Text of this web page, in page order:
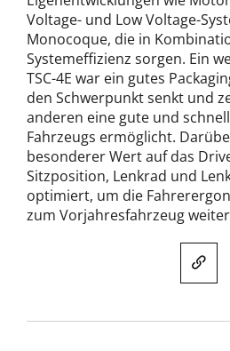
Voltage- und Low Voltage-
Monocoque, die in
Systemeffizienz sorgen. Ein
TSC-4E war ein gutes
den Schwerpunkt senkt und
anderen eine gute und
Fahrzeugs ermöglicht.
besonderer Wert auf das
Sitzposition, Lenkrad und
optimiert, um die
zum Vorjahresfahrzeug